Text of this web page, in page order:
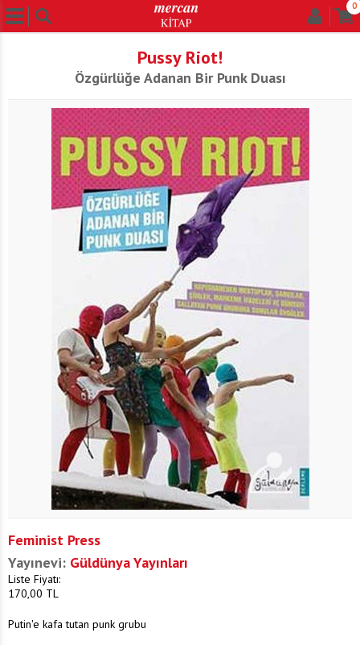
0
Pussy Riot!
Özgürlüğe Adanan Bir Punk Duası
Feminist Press
Yayınevi: Güldünya Yayınları
Liste Fiyatı:
170,00 TL
Putin'e kafa tutan punk grubu